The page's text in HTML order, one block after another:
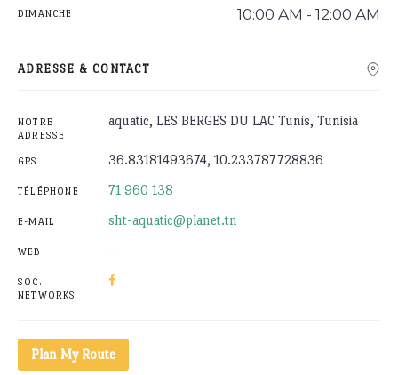
DIMANCHE 10:00 AM - 12:00 AM
ADRESSE & CONTACT
NOTRE
ADRESSE
aquatic, LES BERGES DU LAC Tunis, Tunisia
GPS 36.83181493674, 10.233787728836
TÉLÉPHONE 71 960 138
E-MAIL sht-aquatic@planet.tn
WEB -
SOC.
NETWORKS
Plan My Route